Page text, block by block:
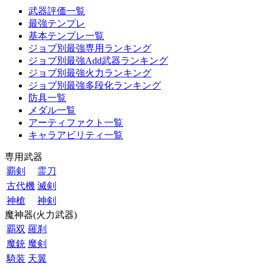
武器評価一覧
最強テンプレ
基本テンプレ一覧
ジョブ別最強専用ランキング
ジョブ別最強Add武器ランキング
ジョブ別最強火力ランキング
ジョブ別最強多段化ランキング
防具一覧
メダル一覧
アーティファクト一覧
キャラアビリティ一覧
専用武器
覇剣
霊刀
古代機 滅剣
神槍
神剣
魔神器(火力武器)
覇双 羅刹
魔銃 魔剣
騎装 天翼